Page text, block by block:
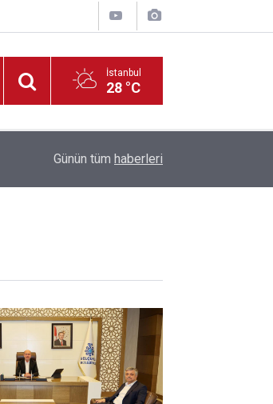
İstanbul
28 °C
Konya’da Silah Kaçakçılığı Operasyonu: 6
Günün tüm haberleri